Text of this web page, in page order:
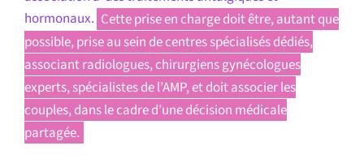
hormonaux. Cette prise en charge doit être, autant que
possible, prise au sein de centres spécialisés dédiés,
associant radiologues, chirurgiens gynécologues
experts, spécialistes de l’AMP, et doit associer les
couples, dans le cadre d’une décision médicale
partagée.